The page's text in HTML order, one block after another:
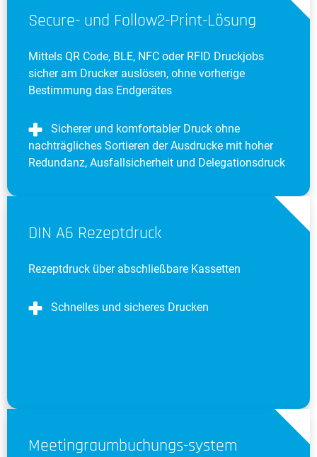
Secure- und Follow2-Print-Lösung
Mittels QR Code, BLE, NFC oder RFID Druckjobs
sicher am Drucker auslösen, ohne vorherige
Bestimmung das Endgerätes
Sicherer und komfortabler Druck ohne
nachträgliches Sortieren der Ausdrucke mit hoher
Redundanz, Ausfallsicherheit und Delegationsdruck
DIN A6 Rezeptdruck
Rezeptdruck über abschließbare Kassetten
Schnelles und sicheres Drucken
Meetingraumbuchungs-system